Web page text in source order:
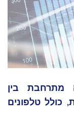
מתרחבת בין
כולל טלפונים